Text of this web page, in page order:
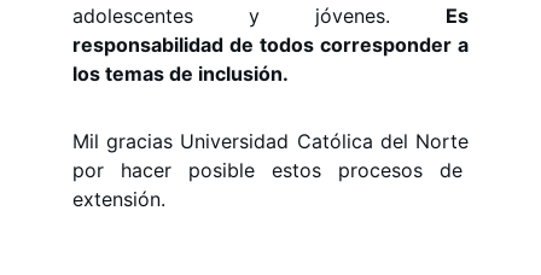
adolescentes y jóvenes. Es
responsabilidad de todos corresponder a
los temas de inclusión.
Mil gracias Universidad Católica del Norte
por hacer posible estos procesos de
extensión.